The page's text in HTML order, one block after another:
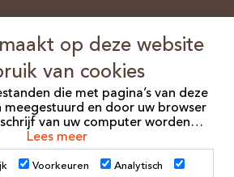
Voorbehouden.
Privacy Policy Sitemap
op deze website
van cookies
die met pagina’s van deze
meegestuurd en door uw browser
van uw computer worden
verschillende soorten cookies die
voor verschillende doeleinden.
van cookies is soms wel en soms
Lees meer
Voorkeuren Analytisch